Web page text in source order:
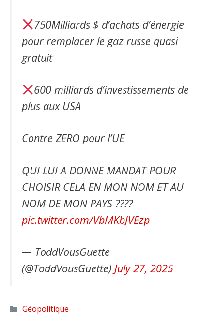
750Milliards $ d’achats d’énergie
pour remplacer le gaz russe quasi
gratuit
600 milliards d’investissements de
plus aux USA
Contre ZERO pour l’UE
QUI LUI A DONNE MANDAT POUR
CHOISIR CELA EN MON NOM ET AU
NOM DE MON PAYS ????
pic.twitter.com/VbMKbJVEzp
— ToddVousGuette
(@ToddVousGuette) July 27, 2025
Catégories
Géopolitique